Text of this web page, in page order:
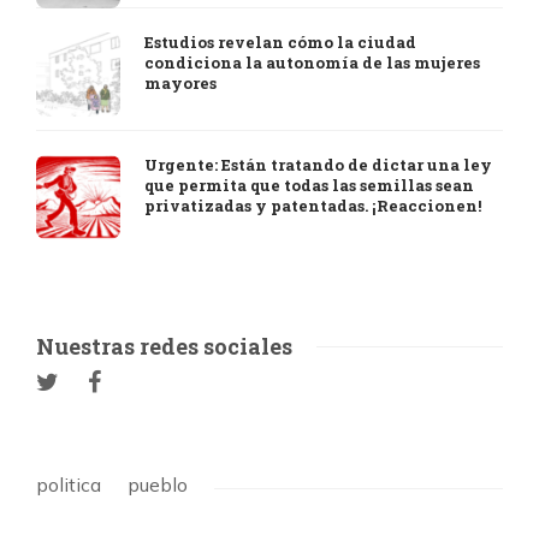
Estudios revelan cómo la ciudad
condiciona la autonomía de las mujeres
mayores
Urgente: Están tratando de dictar una ley
que permita que todas las semillas sean
privatizadas y patentadas. ¡Reaccionen!
Nuestras redes sociales
politica pueblo